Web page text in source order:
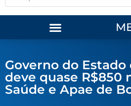
Governo do Estado
deve quase R$850
Saúde e Apae de